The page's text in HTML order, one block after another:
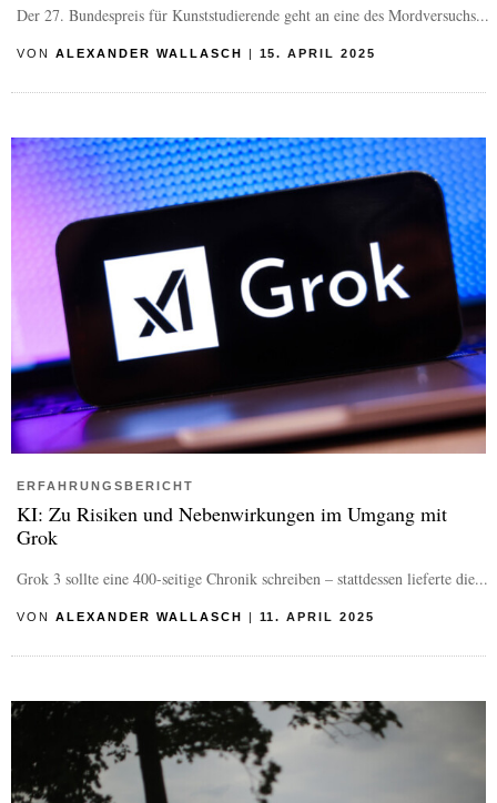
Der 27. Bundespreis für Kunststudierende geht an eine des Mordversuchs...
VON ALEXANDER WALLASCH | 15. APRIL 2025
ERFAHRUNGSBERICHT
KI: Zu Risiken und Nebenwirkungen im Umgang mit
Grok
Grok 3 sollte eine 400-seitige Chronik schreiben – stattdessen lieferte die...
VON ALEXANDER WALLASCH | 11. APRIL 2025